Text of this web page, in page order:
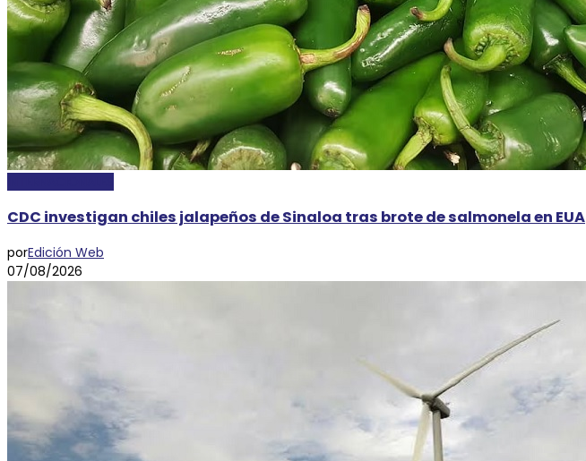
CDC investigan chiles jalapeños de Sinaloa tras brote de salmonela en EUA
porEdición Web
07/08/2026